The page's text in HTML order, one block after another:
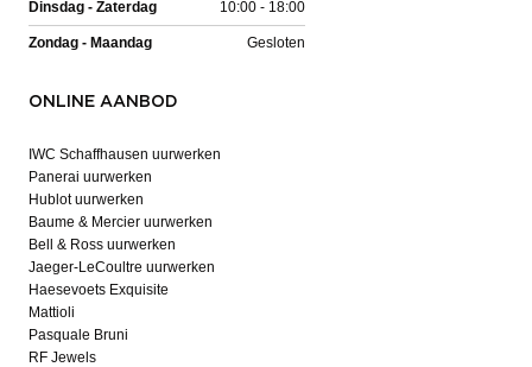
Dinsdag - Zaterdag 10:00 - 18:00
Zondag - Maandag Gesloten
ONLINE AANBOD
IWC Schaffhausen uurwerken
Panerai uurwerken
Hublot uurwerken
Baume & Mercier uurwerken
Bell & Ross uurwerken
Jaeger-LeCoultre uurwerken
Haesevoets Exquisite
Mattioli
Pasquale Bruni
RF Jewels